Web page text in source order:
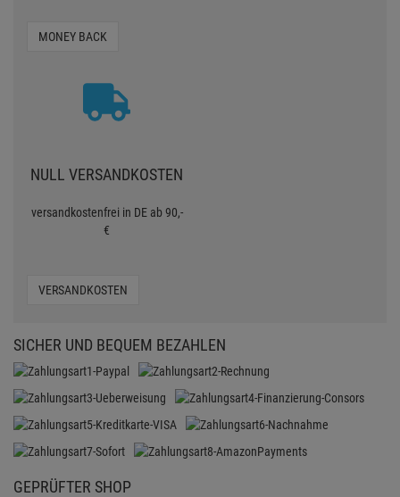
MONEY BACK
NULL VERSANDKOSTEN
versandkostenfrei in DE ab 90,-
€
VERSANDKOSTEN
SICHER UND BEQUEM BEZAHLEN
GEPRÜFTER SHOP